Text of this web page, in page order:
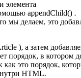
элемента
appendChild() .
мы делаем, это
), а затем
порядок, в котором
как это порядок,
HTML.